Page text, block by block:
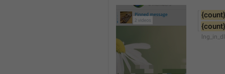
{count}
{count}